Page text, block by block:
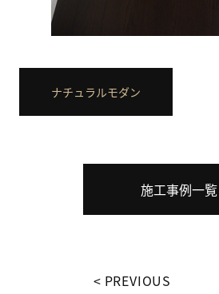
ナチュラルモダン
施工事例一覧
PREVIOUS